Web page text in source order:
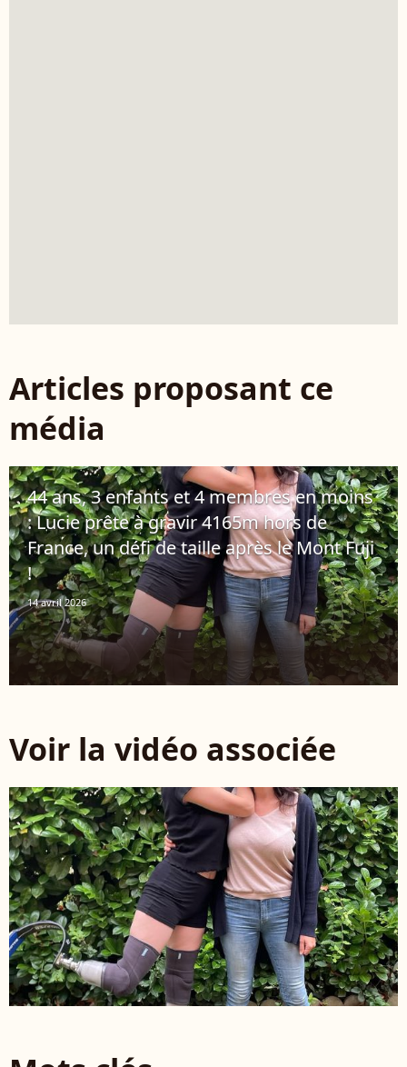
Articles proposant ce
média
44 ans, 3 enfants et 4 membres en moins
: Lucie prête à gravir 4165m hors de
France, un défi de taille après le Mont Fuji
!
14 avril 2026
Voir la vidéo associée